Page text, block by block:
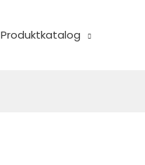
Produktkatalog